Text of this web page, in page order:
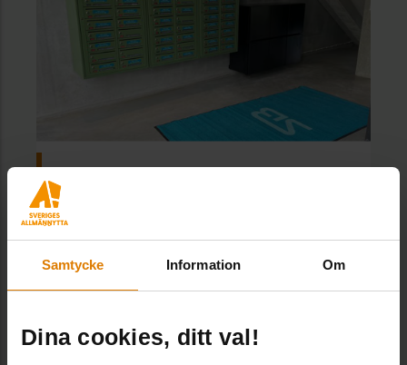
Samtycke Information Om
Dina cookies, ditt val!
Svenska Bostäder – Sista milen